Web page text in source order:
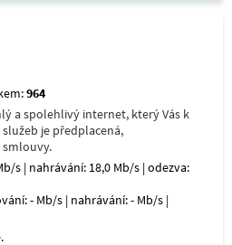
964
a spolehlivý internet, který Vás k
je předplacená,
s | nahrávání: 18,0 Mb/s | odezva:
- Mb/s | nahrávání: - Mb/s |